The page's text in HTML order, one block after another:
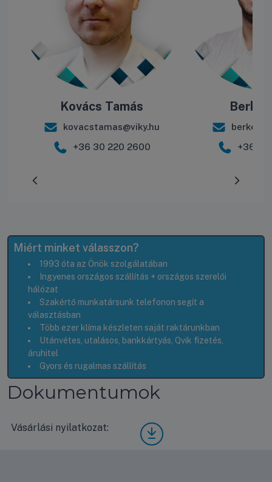
Kovács Tamás
kovacstamas@viky.hu
+36 30 220 2600
Berke
+36 30
Miért minket válasszon?
1993 óta az Önök szolgálatában
Ingyenes országos szállítás + országos szerelői
hálózat
Szakértő munkatársunk telefonon segít a
választásban
Több ezer klíma készleten saját raktárunkban
Utánvétes, utalásos, bankkártyás, Qvik fizetés,
áruhitel
Gyors és rugalmas szállítás
Dokumentumok
Vásárlási nyilatkozat:
Vásá
rlási